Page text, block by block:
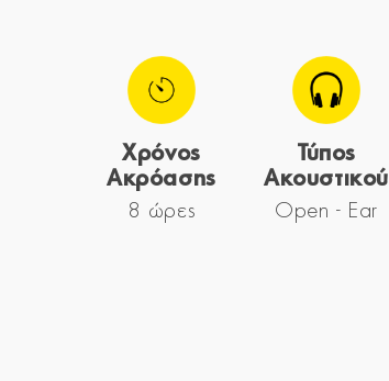
Χρόνος
Ακρόασης
8 ώρες
Τύπος
Ακουστικού
Open - Ear